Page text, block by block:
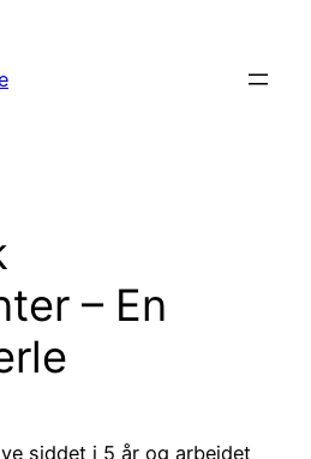
– En
siddet i 5 år og arbejdet